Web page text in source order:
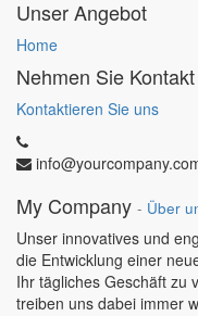
Unser Angebot
Home
Nehmen Sie
Kontaktieren Sie uns
My Company - Über
Unser innovatives und
die Entwicklung einer
Ihr tägliches Geschäft zu
treiben uns dabei immer